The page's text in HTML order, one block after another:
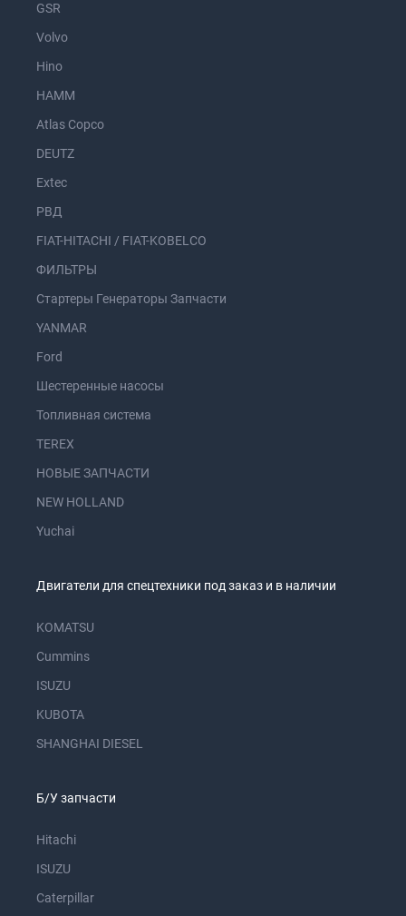
GSR
Volvo
Hino
HAMM
Atlas Copco
DEUTZ
Extec
РВД
FIAT-HITACHI / FIAT-KOBELCO
ФИЛЬТРЫ
Стартеры Генераторы Запчасти
YANMAR
Ford
Шестеренные насосы
Топливная система
TEREX
НОВЫЕ ЗАПЧАСТИ
NEW HOLLAND
Yuchai
Двигатели для спецтехники под заказ и в наличии
KOMATSU
Cummins
ISUZU
KUBOTA
SHANGHAI DIESEL
Б/У запчасти
Hitachi
ISUZU
Caterpillar